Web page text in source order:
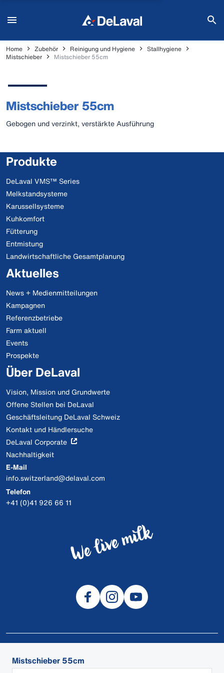
Home Zubehör Reinigung und Hygiene
Stallhygiene
Mistschieber
Mistschieber 55cm
Mistschieber 55cm
Gebogen und verzinkt, verstärkte Ausführung
Mistschieber 55cm
Produkte
DeLaval VMS™ Series
Melkstandsysteme
Karussellsysteme
Kuhkomfort
Fütterung
Entmistung
Landwirtschaftliche Gesamtplanung
Aktuelles
News + Medienmitteilungen
Kampagnen
Referenzbetriebe
Farm aktuell
Events
Prospekte
Über DeLaval
Vision, Mission und Grundwerte
Offene Stellen bei DeLaval
Geschäftsleitung DeLaval Schweiz
Kontakt und Händlersuche
DeLaval Corporate
Nachhaltigkeit
E-Mail
info.switzerland@delaval.com
Telefon
+41 (0)41 926 66 11
Sicherheitsdatenblätter